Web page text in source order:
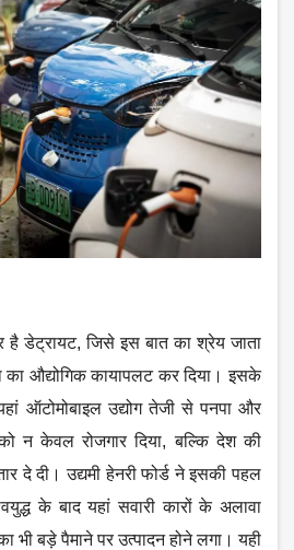
है डेट्रायट, जिसे इस बात का श्रेय जाता
का औद्योगिक कायापलट कर दिया। इसके
ऑटोमोबाइल उद्योग तेजी से पनपा और
न केवल रोजगार दिया, बल्कि देश की
दे दी। उद्यमी हेनरी फोर्ड ने इसकी पहल
के बाद यहां सवारी कारों के अलावा
भी बड़े पैमाने पर उत्पादन होने लगा। यही